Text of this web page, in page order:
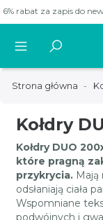
Strona główna
Kołdry
Kołdry DUO
które pragną
przykrycia. Mają
odsłaniają ciała
Wspomniane
podwójnych i